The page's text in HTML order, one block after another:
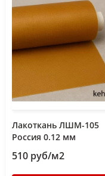
Лакоткань ЛШМ-105
Россия 0.12 мм
510 руб/м2